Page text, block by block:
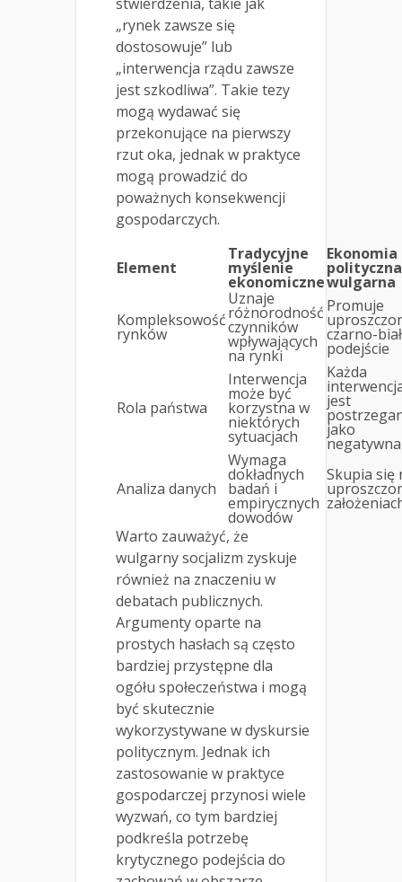
„rynek zawsze się
dostosowuje” lub
„interwencja rządu zawsze
jest szkodliwa”. Takie tezy
mogą wydawać się
przekonujące na pierwszy
rzut oka, jednak w praktyce
mogą prowadzić do
poważnych konsekwencji
gospodarczych.
Element
Tradycyjne
myślenie
ekonomiczne
Ekonomia
polityczna
wulgarna
Kompleksowość
rynków
Uznaje
różnorodność
czynników
wpływających
na rynki
Promuje
czarno-
podejście
Rola państwa
Interwencja
może być
korzystna w
niektórych
sytuacjach
Każda
jest
jako
negatywna
Analiza danych
Wymaga
dokładnych
badań i
empirycznych
dowodów
Skupia się
Warto zauważyć, że
wulgarny socjalizm zyskuje
również na znaczeniu w
debatach publicznych.
Argumenty oparte na
prostych hasłach są często
bardziej przystępne dla
ogółu społeczeństwa i mogą
być skutecznie
wykorzystywane w dyskursie
politycznym. Jednak ich
zastosowanie w praktyce
gospodarczej przynosi wiele
wyzwań, co tym bardziej
podkreśla potrzebę
krytycznego podejścia do